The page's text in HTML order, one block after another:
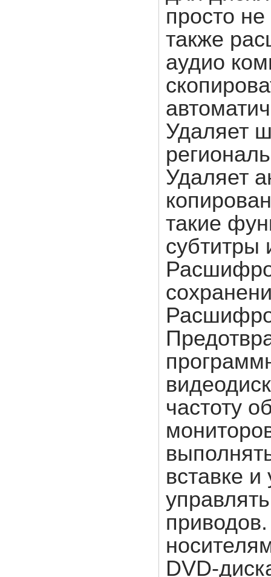
просто
также
аудио
Удаляет
Удаляет
такие
субтитры
частоту
вставке
DVD-